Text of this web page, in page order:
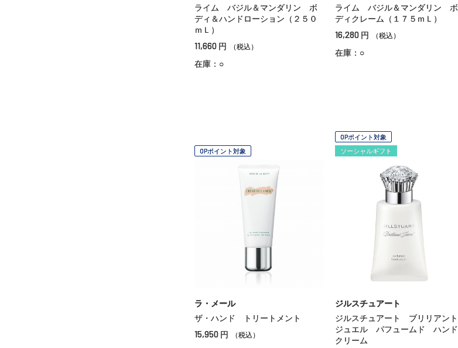
ライム バジル＆マンダリン ボ
ディ＆ハンドローション（２５０
ｍＬ）
11,660 円 （税込）
在庫：○
ライム バジル＆マンダリン ボ
ディクレーム（１７５ｍＬ）
16,280 円 （税込）
在庫：○
OPポイント対象
ラ・メール
ザ・ハンド トリートメント
15,950 円 （税込）
OPポイント対象
ソーシャルギフト
ジルスチュアート
ジルスチュアート ブリリアント
ジュエル パフュームド ハンド
クリーム